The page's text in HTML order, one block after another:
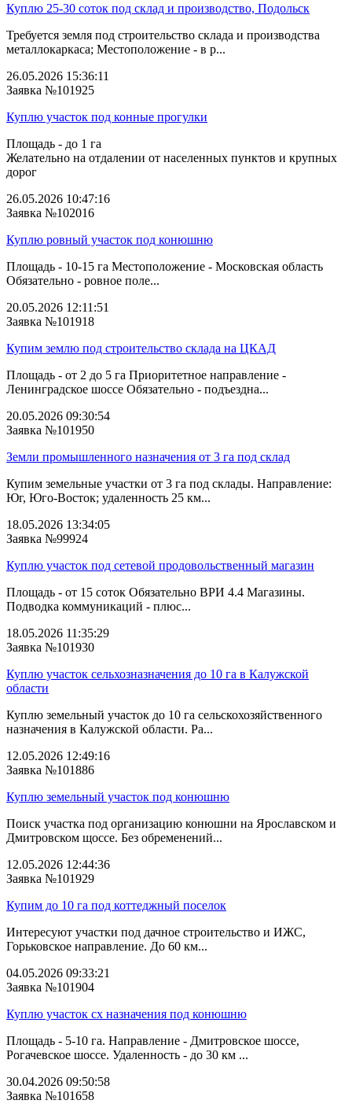
Куплю 25-30 соток под склад и производство, Подольск
Требуется земля под строительство склада и производства
металлокаркаса; Местоположение - в р...
26.05.2026 15:36:11
Заявка №101925
Куплю участок под конные прогулки
Площадь - до 1 га
Желательно на отдалении от населенных пунктов и крупных
дорог
26.05.2026 10:47:16
Заявка №102016
Куплю ровный участок под конюшню
Площадь - 10-15 га Местоположение - Московская область
Обязательно - ровное поле...
20.05.2026 12:11:51
Заявка №101918
Купим землю под строительство склада на ЦКАД
Площадь - от 2 до 5 га Приоритетное направление -
Ленинградское шоссе Обязательно - подъездна...
20.05.2026 09:30:54
Заявка №101950
Земли промышленного назначения от 3 га под склад
Купим земельные участки от 3 га под склады. Направление:
Юг, Юго-Восток; удаленность 25 км...
18.05.2026 13:34:05
Заявка №99924
Куплю участок под сетевой продовольственный магазин
Площадь - от 15 соток Обязательно ВРИ 4.4 Магазины.
Подводка коммуникаций - плюс...
18.05.2026 11:35:29
Заявка №101930
Куплю участок сельхозназначения до 10 га в Калужской
области
Куплю земельный участок до 10 га сельскохозяйственного
назначения в Калужской области. Ра...
12.05.2026 12:49:16
Заявка №101886
Куплю земельный участок под конюшню
Поиск участка под организацию конюшни на Ярославском и
Дмитровском щоссе. Без обременений...
12.05.2026 12:44:36
Заявка №101929
Купим до 10 га под коттеджный поселок
Интересуют участки под дачное строительство и ИЖС,
Горьковское направление. До 60 км...
04.05.2026 09:33:21
Заявка №101904
Куплю участок сх назначения под конюшню
Площадь - 5-10 га. Направление - Дмитровское шоссе,
Рогачевское шоссе. Удаленность - до 30 км ...
30.04.2026 09:50:58
Заявка №101658